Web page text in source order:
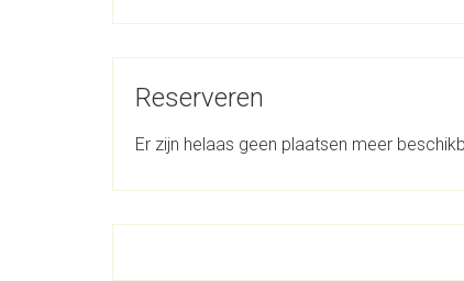
Reserveren
Er zijn helaas geen plaatsen meer